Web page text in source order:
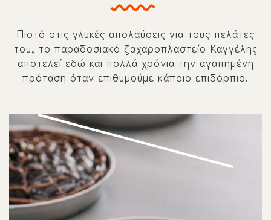
Πιστό στις γλυκές απολαύσεις για τους πελάτες
του, το παραδοσιακό ζαχαροπλαστείο Καγγέλης
αποτελεί εδώ και πολλά χρόνια την αγαπημένη
πρόταση όταν επιθυμούμε κάποιο επιδόρπιο.